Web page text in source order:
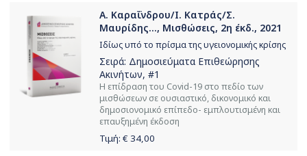
Α. Καραΐνδρου/Ι. Κατράς/Σ.
Μαυρίδης..., Μισθώσεις, 2η έκδ., 2021
Ιδίως υπό το πρίσμα της υγειονομικής κρίσης
Σειρά: Δημοσιεύματα Επιθεώρησης
Ακινήτων, #1
Η επίδραση του Covid-19 στο πεδίο των
μισθώσεων σε ουσιαστικό, δικονομικό και
δημοσιονομικό επίπεδο- εμπλουτισμένη και
επαυξημένη έκδοση
Τιμή: € 34,00